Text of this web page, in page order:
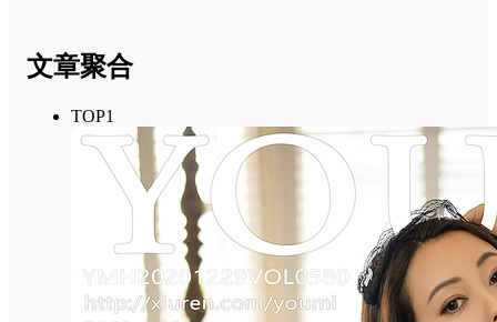
文章聚合
TOP1